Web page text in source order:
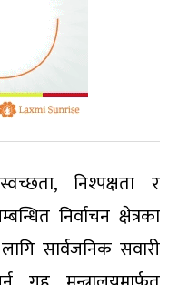
निश्पक्षता र
निर्वाचन क्षेत्रका
सार्वजनिक सवारी